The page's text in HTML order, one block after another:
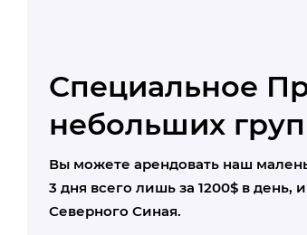
Специальное
небольших
Вы можете арендовать наш
3 дня всего лишь за 1200$ в день,
Северного Синая.